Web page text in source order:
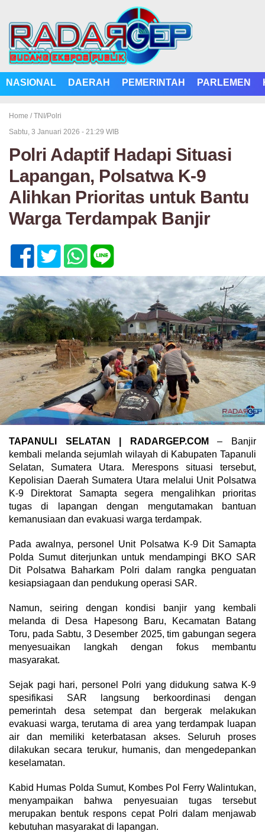
NASIONAL DAERAH PEMERINTAH PARLEMEN
Home / TNI/Polri
Sabtu, 3 Januari 2026 - 21:29 WIB
Polri Adaptif Hadapi Situasi
Lapangan, Polsatwa K-9
Alihkan Prioritas untuk Bantu
Warga Terdampak Banjir
TAPANULI SELATAN | RADARGEP.COM– Banjir
kembali melanda sejumlah wilayah di Kabupaten Tapanuli
Selatan, Sumatera Utara. Merespons situasi tersebut,
Kepolisian Daerah Sumatera Utara melalui Unit Polsatwa
K-9 Direktorat Samapta segera mengalihkan prioritas
tugas di lapangan dengan mengutamakan bantuan
kemanusiaan dan evakuasi warga terdampak.
Pada awalnya, personel Unit Polsatwa K-9 Dit Samapta
Polda Sumut diterjunkan untuk mendampingi BKO SAR
Dit Polsatwa Baharkam Polri dalam rangka penguatan
kesiapsiagaan dan pendukung operasi SAR.
Namun, seiring dengan kondisi banjir yang kembali
melanda di Desa Hapesong Baru, Kecamatan Batang
Toru, pada Sabtu, 3 Desember 2025, tim gabungan segera
menyesuaikan langkah dengan fokus membantu
masyarakat.
Sejak pagi hari, personel Polri yang didukung satwa K-9
spesifikasi SAR langsung berkoordinasi dengan
pemerintah desa setempat dan bergerak melakukan
evakuasi warga, terutama di area yang terdampak luapan
air dan memiliki keterbatasan akses. Seluruh proses
dilakukan secara terukur, humanis, dan mengedepankan
keselamatan.
Kabid Humas Polda Sumut, Kombes Pol Ferry Walintukan,
menyampaikan bahwa penyesuaian tugas tersebut
merupakan bentuk respons cepat Polri dalam menjawab
kebutuhan masyarakat di lapangan.